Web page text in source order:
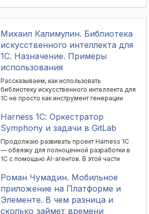
Михаил Калимулин. Библиотека
искусственного интеллекта для
1С. Назначение. Примеры
использования
Рассказываем, как использовать
библиотеку искусственного интеллекта для
1С не просто как инструмент генерации
решений. Показываем, как с ее помощью
строить BI-систему на естественном языке:
пользователь формулирует вопрос по
продажам обычным текстом, а система
генерирует запрос к базе и возвращает
результат в виде таблицы или графики.
продавца, который общается с
покупателем, консультирует по товару и
отправляет платежную ссылку, а также
объясняем, зачем в таких решениях нужны
границы, точки контроля и обычное
Harness 1С: Оркестратор
Symphony и задачи в GitLab
Продолжаю развивать проект Harness 1С
— обвязку для полноценной разработки в
1С с помощью AI-агентов. В этой части
мониторит трекер задач в GitLab,
автоматически запускает агентов,
согласует план с человеком и присылает
уведомления в приложение на Flutter
(desktop и мобильный). Вы ставите задачу,
Роман Чумадин. Мобильное
приложение на Платформе и
Элементе. В чем разница и
сколько займет времени